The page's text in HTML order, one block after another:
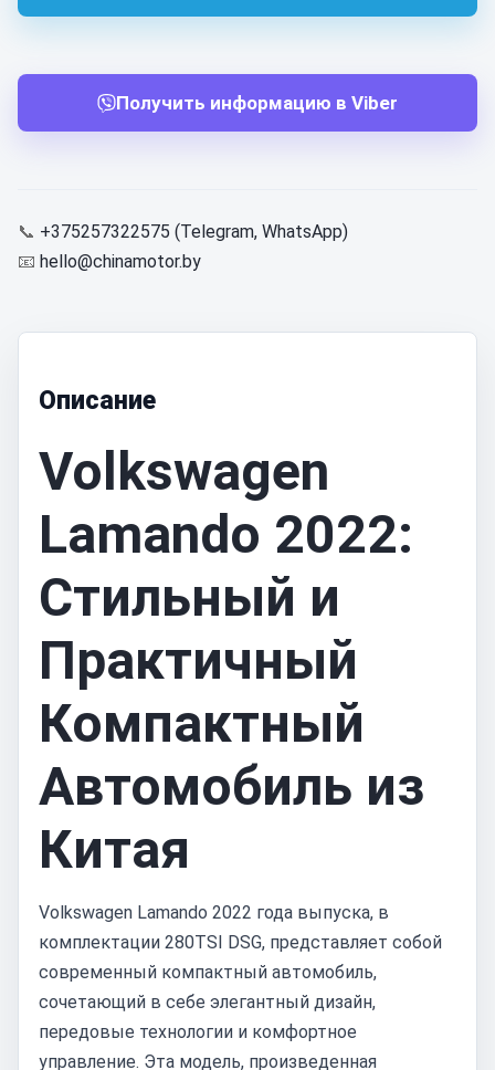
Получить информацию в Viber
📞 +375257322575 (Telegram, WhatsApp)
📧 hello@chinamotor.by
Описание
Volkswagen
Lamando 2022:
Стильный и
Практичный
Компактный
Автомобиль из
Китая
Volkswagen Lamando 2022 года выпуска, в
комплектации 280TSI DSG, представляет собой
современный компактный автомобиль,
сочетающий в себе элегантный дизайн,
передовые технологии и комфортное
управление. Эта модель, произведенная